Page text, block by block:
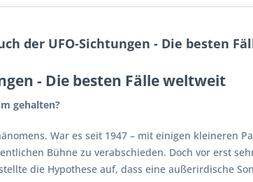
der UFO-Sichtungen - Die besten
- Die besten Fälle weltweit
gehalten?
War es seit 1947 – mit einigen kleineren
Bühne zu verabschieden. Doch vor erst
die Hypothese auf, dass eine außerirdische